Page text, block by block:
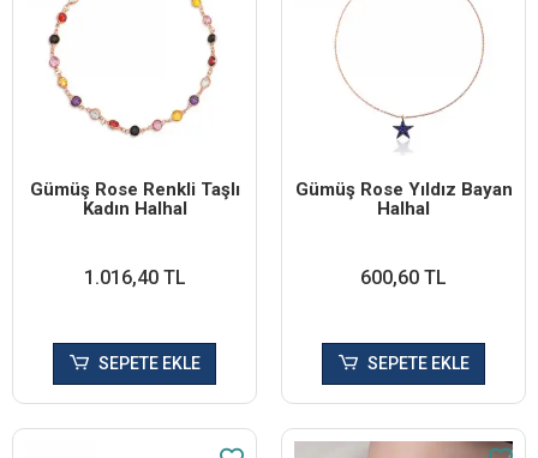
Gümüş Rose Renkli Taşlı
Kadın Halhal
1.016,40 TL
SEPETE EKLE
Gümüş Rose Yıldız Bayan
Halhal
600,60 TL
SEPETE EKLE